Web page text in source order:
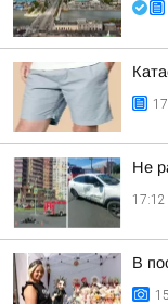
Не
17:12
В